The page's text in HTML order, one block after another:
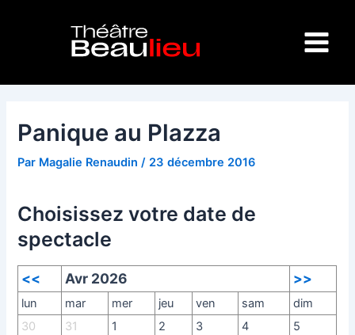
Menu
Panique au Plazza
Par Magalie Renaudin/ 23 décembre 2016
Choisissez votre date de
spectacle
<< Avr 2026 >>
lun mar mer jeu ven sam
dim
30
31 1 2 3 4
5